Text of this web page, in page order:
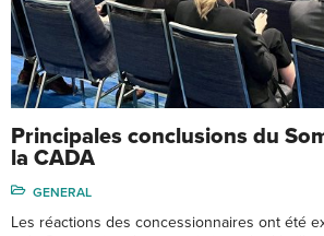
Principales conclusions du
la CADA
GENERAL
Les réactions des concessionnaires ont été